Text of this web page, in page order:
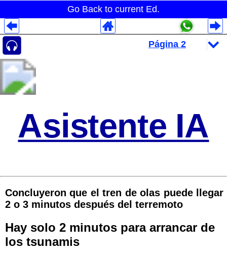
Go Back to current Ed.
Asistente IA
Concluyeron que el tren de olas puede llegar
2 o 3 minutos después del terremoto
Hay solo 2 minutos para arrancar de
los tsunamis
Despliegues Analytics
Despliegues Totales
Despliegues por Rubros